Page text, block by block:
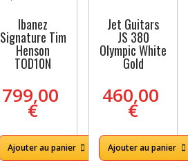
Ibanez
Signature Tim
Henson
TOD10N
799,00
€
Ajouter au panier
Jet Guitars
JS 380
Olympic White
Gold
460,00
€
Ajouter au panier